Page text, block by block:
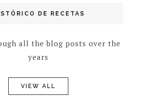
DE RECETAS
all the blog posts over the
years
VIEW ALL